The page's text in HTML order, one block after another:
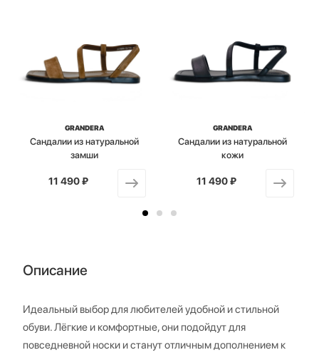
GRANDERA
Сандалии из натуральной
замши
от
11 490 ₽
GRANDERA
Сандалии из натуральной
кожи
от
11 490 ₽
Описание
Идеальный выбор для любителей удобной и стильной
обуви. Лёгкие и комфортные, они подойдут для
повседневной носки и станут отличным дополнением к